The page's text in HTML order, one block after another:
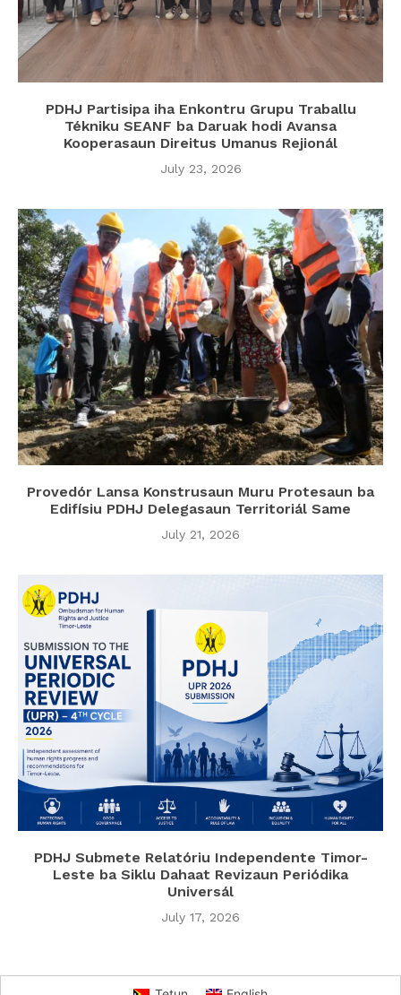
PDHJ Partisipa iha Enkontru Grupu Traballu
Tékniku SEANF ba Daruak hodi Avansa
Kooperasaun Direitus Umanus Rejionál
July 23, 2026
Provedór Lansa Konstrusaun Muru Protesaun ba
Edifísiu PDHJ Delegasaun Territoriál Same
July 21, 2026
PDHJ Submete Relatóriu Independente Timor-
Leste ba Siklu Dahaat Revizaun Periódika
Universál
July 17, 2026